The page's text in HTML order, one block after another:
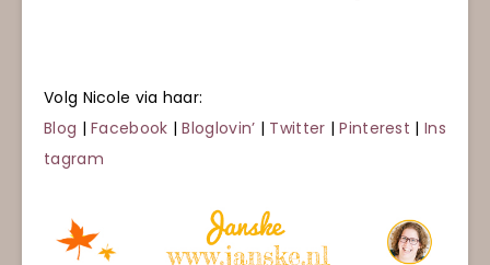
Volg Nicole via haar:
Blog |Facebook |Bloglovin’ | Twitter |Pinterest | Ins
tagram